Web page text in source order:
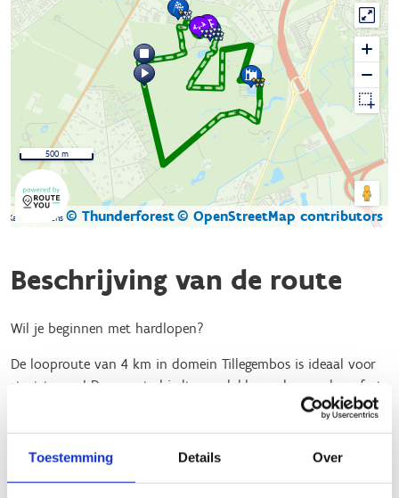
Toestemming Details Over
Kaartgegevens © Thunderforest© OpenStreetMap contributors
500 m
Beschrijving van de route
Wil je beginnen met hardlopen?
De looproute van 4 km in domein Tillegembos is ideaal voor
start to run! Deze route biedt een vlakke ondergrond, perfect
plekjes van het gebied leiden. Onderweg passeer je tearoom
De Trutselaar en het kasteel van Tillegembos, wat de route